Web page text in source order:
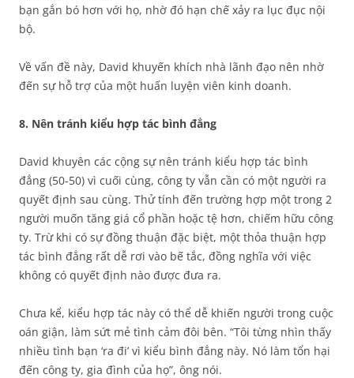
bạn gắn bó hơn với họ, nhờ đó hạn chế xảy ra lục đục nội
bộ.
Về vấn đề này, David khuyến khích nhà lãnh đạo nên nhờ
đến sự hỗ trợ của một huấn luyện viên kinh doanh.
8. Nên tránh kiểu hợp tác bình đẳng
David khuyên các cộng sự nên tránh kiểu hợp tác bình
đẳng (50-50) vì cuối cùng, công ty vẫn cần có một người ra
quyết định sau cùng. Thử tính đến trường hợp một trong 2
người muốn tăng giá cổ phần hoặc tệ hơn, chiếm hữu công
ty. Trừ khi có sự đồng thuận đặc biệt, một thỏa thuận hợp
tác bình đẳng rất dễ rơi vào bế tắc, đồng nghĩa với việc
không có quyết định nào được đưa ra.
Chưa kể, kiểu hợp tác này có thể dễ khiến người trong cuộc
oán giận, làm sứt mẻ tình cảm đôi bên. “Tôi từng nhìn thấy
nhiều tình bạn ‘ra đi’ vì kiểu bình đẳng này. Nó làm tổn hại
đến công ty, gia đình của họ”, ông nói.